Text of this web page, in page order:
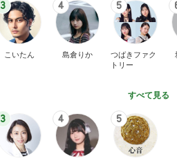
3
こいたん
4
島倉りか
5
つばきファク
トリー
すべて見る
3 4 5